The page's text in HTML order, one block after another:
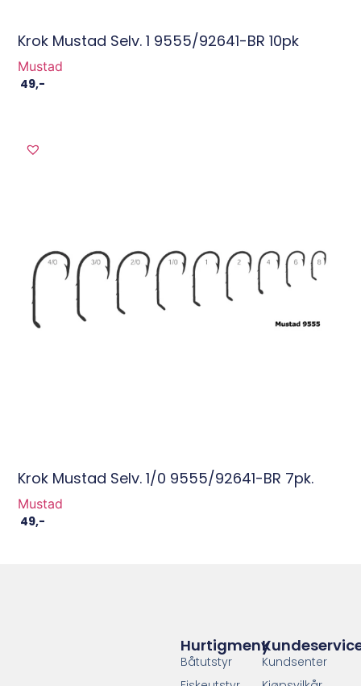
Krok Mustad Selv. 1 9555/92641-BR 10pk
Mustad
49,-
Krok Mustad Selv. 1/0 9555/92641-BR 7pk.
Mustad
49,-
Kundsenter
Hurtigmeny
Båtutstyr